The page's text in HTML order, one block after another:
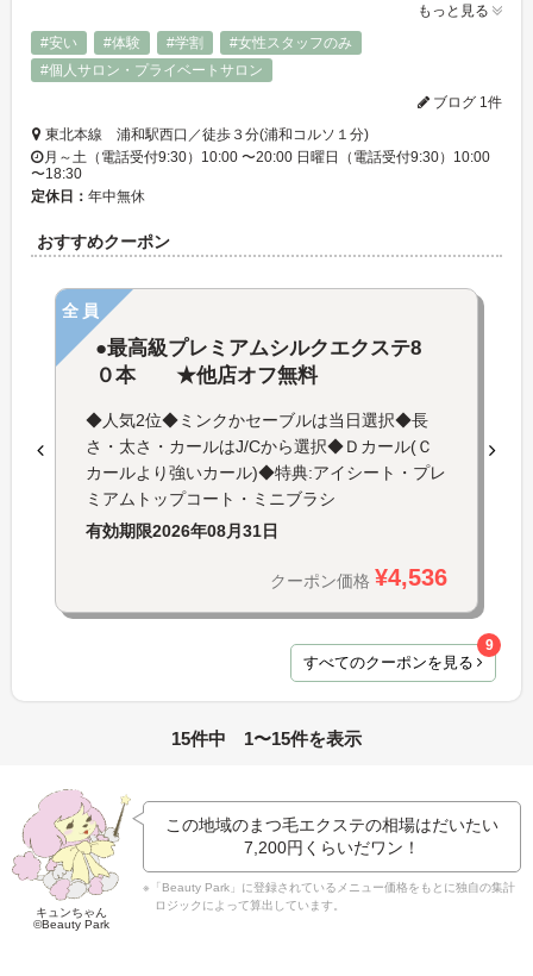
もっと見る
#安い
#体験 #学割
#女性スタッフのみ
#個人サロン・プライベートサロン
ブログ 1件
東北本線 浦和駅西口／徒歩３分(浦和コルソ１分)
月～土（電話受付9:30）10:00 〜20:00 日曜日（電話受付9:30）10:00
〜18:30
定休日： 年中無休
おすすめクーポン
全員
●最高級プレミアムシルクエクステ8
０本 ★他店オフ無料
◆人気2位◆ミンクかセーブルは当日選択◆長
さ・太さ・カールはJ/Cから選択◆Ｄカール(Ｃ
カールより強いカール)◆特典:アイシート・プレ
ミアムトップコート・ミニブラシ
有効期限2026年08月31日
クーポン価格 ¥4,536
すべてのクーポンを見る
9
15件中 1〜15件を表示
キュンちゃん
©Beauty Park
この地域のまつ毛エクステの相場はだいたい
7,200円 くらいだワン！
※「Beauty Park」に登録されているメニュー価格をもとに独自の集計
ロジックによって算出しています。